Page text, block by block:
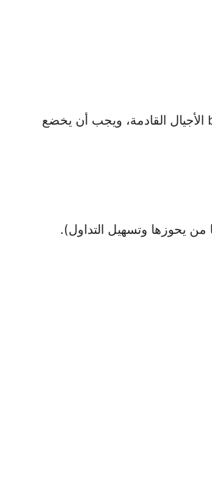
يتطلب الأمر موافقة السلطة التشريعية (البرلمان) عبر قانون، حيث يعتبر القرض التزاماً مالياً طويل الأجل ي burden الأجيال القادمة، ويجب أن يخضع
من يحوزها وتسهيل التداول).